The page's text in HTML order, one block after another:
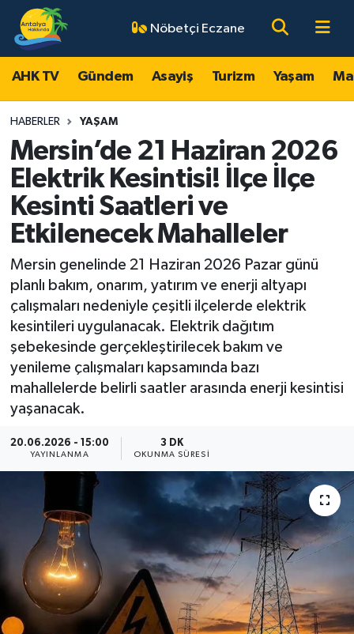
Nöbetçi Eczane
AHK TV Gündem Asayiş Turizm Yaşam
HABERLER YAŞAM
Mersin’de 21 Haziran 2026
Elektrik Kesintisi! İlçe İlçe
Kesinti Saatleri ve
Etkilenecek Mahalleler
Mersin genelinde 21 Haziran 2026 Pazar günü
planlı bakım, onarım, yatırım ve enerji altyapı
çalışmaları nedeniyle çeşitli ilçelerde elektrik
kesintileri uygulanacak. Elektrik dağıtım
şebekesinde gerçekleştirilecek bakım ve
yenileme çalışmaları kapsamında bazı
mahallelerde belirli saatler arasında enerji kesintisi
yaşanacak.
20.06.2026 - 15:00
YAYINLANMA
3 DK
OKUNMA SÜRESI
AHK TV
Gündem
Asayiş
Turizm
Yaşam
Magazin
Ekonomi
Spor
Dünya
Antalya Nöbetçi Eczaneler
Antalya Hava Durumu
Antalya Namaz Vakitleri
Antalya Trafik Yoğunluk Haritası
Süper Lig Puan Durumu ve Fikstür
Tüm Manşetler
Son Dakika Haberleri
Haber Arşivi